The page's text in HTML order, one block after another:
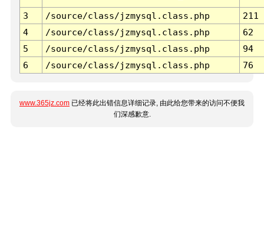
3 /source/class/jzmysql.class.php
211
4
/source/class/jzmysql.class.php
62
5
/source/class/jzmysql.class.php
94
6
/source/class/jzmysql.class.php 76
www.365jz.com 已经将此出错信息详细记录, 由此给您带来的访问不便我
们深感歉意.